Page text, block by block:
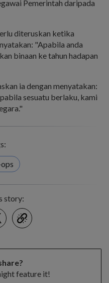
Pemerintah daripada
diteruskan ketika
"Apabila anda
binaan ke tahun hadapan
ia dengan menyatakan:
sesuatu berlaku, kami
story:
link
feature it!